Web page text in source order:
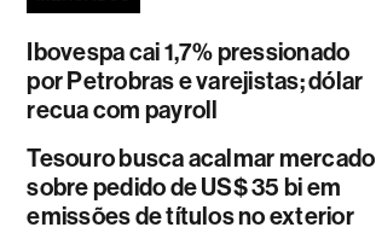
Ibovespa cai 1,7% pressionado
por Petrobras e varejistas; dólar
recua com payroll
Tesouro busca acalmar mercado
sobre pedido de US$ 35 bi em
emissões de títulos no exterior